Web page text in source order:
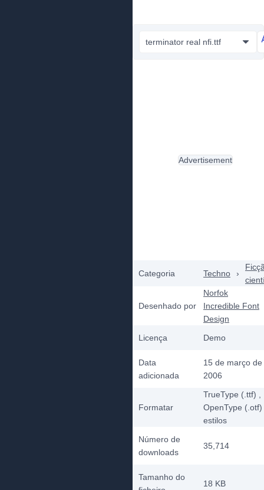
terminator real nfi.ttf
Categoria Techno ›
Desenhado por
Norfok
Incredible Font
Design
Licença
Demo
Data
adicionada
15 de março de
2006
Formatar
TrueType (.ttf)
OpenType (.otf)
estilos
Número de
downloads
35,714
Tamanho do
18 KB
Advertisement